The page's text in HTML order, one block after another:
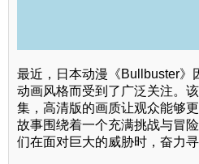
最近，日本动漫《Bullbuster》
动画风格而受到了广泛关注。
集，高清版的画质让观众能够
故事围绕着一个充满挑战与冒
们在面对巨大的威胁时，奋力寻